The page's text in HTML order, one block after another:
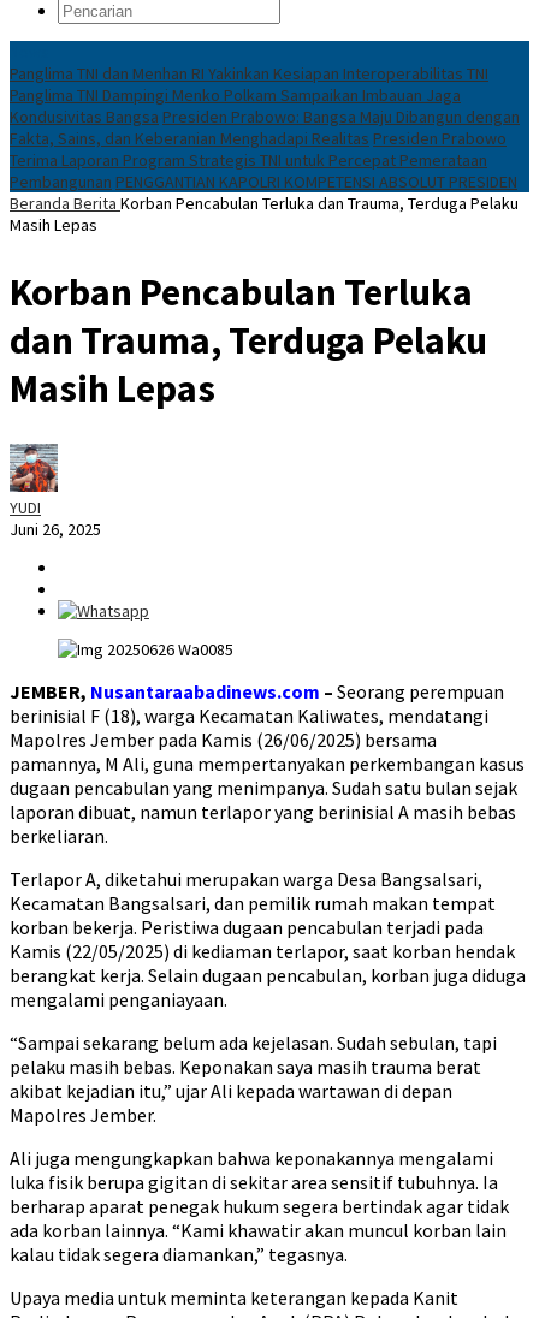
Panglima TNI dan Menhan RI Yakinkan Kesiapan Interoperabilitas TNI
Panglima TNI Dampingi Menko Polkam Sampaikan Imbauan Jaga
Kondusivitas Bangsa Presiden Prabowo: Bangsa Maju Dibangun dengan
Fakta, Sains, dan Keberanian Menghadapi Realitas Presiden Prabowo
Terima Laporan Program Strategis TNI untuk Percepat Pemerataan
Pembangunan PENGGANTIAN KAPOLRI KOMPETENSI ABSOLUT PRESIDEN
Beranda Berita Korban Pencabulan Terluka dan Trauma, Terduga Pelaku
Masih Lepas
Korban Pencabulan Terluka
dan Trauma, Terduga Pelaku
Masih Lepas
YUDI
Juni 26, 2025
JEMBER, Nusantaraabadinews.com – Seorang perempuan
berinisial F (18), warga Kecamatan Kaliwates, mendatangi
Mapolres Jember pada Kamis (26/06/2025) bersama
pamannya, M Ali, guna mempertanyakan perkembangan kasus
dugaan pencabulan yang menimpanya. Sudah satu bulan sejak
laporan dibuat, namun terlapor yang berinisial A masih bebas
berkeliaran.
Terlapor A, diketahui merupakan warga Desa Bangsalsari,
Kecamatan Bangsalsari, dan pemilik rumah makan tempat
korban bekerja. Peristiwa dugaan pencabulan terjadi pada
Kamis (22/05/2025) di kediaman terlapor, saat korban hendak
berangkat kerja. Selain dugaan pencabulan, korban juga diduga
mengalami penganiayaan.
“Sampai sekarang belum ada kejelasan. Sudah sebulan, tapi
pelaku masih bebas. Keponakan saya masih trauma berat
akibat kejadian itu,” ujar Ali kepada wartawan di depan
Mapolres Jember.
Ali juga mengungkapkan bahwa keponakannya mengalami
luka fisik berupa gigitan di sekitar area sensitif tubuhnya. Ia
berharap aparat penegak hukum segera bertindak agar tidak
ada korban lainnya. “Kami khawatir akan muncul korban lain
kalau tidak segera diamankan,” tegasnya.
Upaya media untuk meminta keterangan kepada Kanit